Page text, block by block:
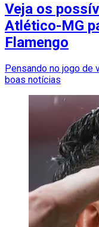
Veja os
Atlético-MG
Flamengo
Pensando no jogo de
boas notícias